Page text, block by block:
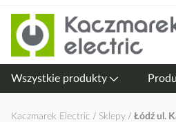
Przejdź
do
treści
Wszystkie produkty
Kaczmarek Electric Sklepy Łódź ul.